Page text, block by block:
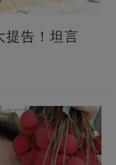
提告！坦言